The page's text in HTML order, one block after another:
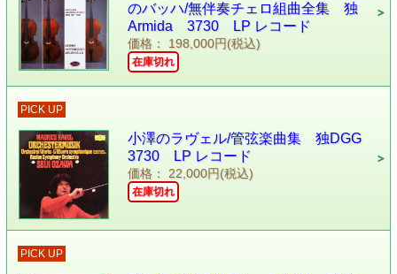
のバッハ/無伴奏チェロ組曲全集 独
Armida 3730 LP レコード
価格： 198,000円(税込)
在庫切れ
PICK UP
小澤のラヴェル/管弦楽曲集 独DGG
3730 LP レコード
価格： 22,000円(税込)
在庫切れ
PICK UP